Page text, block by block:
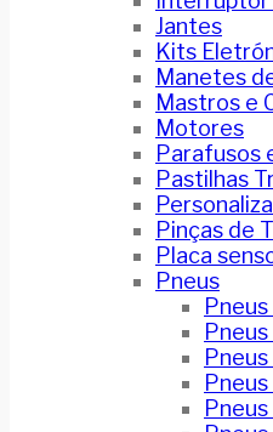
Jantes
Kits
Manetes
Mastros e
Motores
Parafusos
Pastilhas
Pinças de
Placa
Pneus